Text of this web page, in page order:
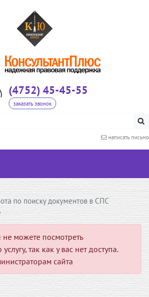
(4752) 45-45-55
заказать звонок
написать письмо
по поиску документов в СПС
можете посмотреть
так как у вас нет доступа.
сайта